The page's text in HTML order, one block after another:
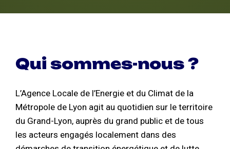
Qui sommes-nous ?
L’Agence Locale de l’Energie et du Climat de la
Métropole de Lyon agit au quotidien sur le territoire
du Grand-Lyon, auprès du grand public et de tous
les acteurs engagés localement dans des